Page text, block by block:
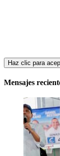
Haz clic para
Mensajes